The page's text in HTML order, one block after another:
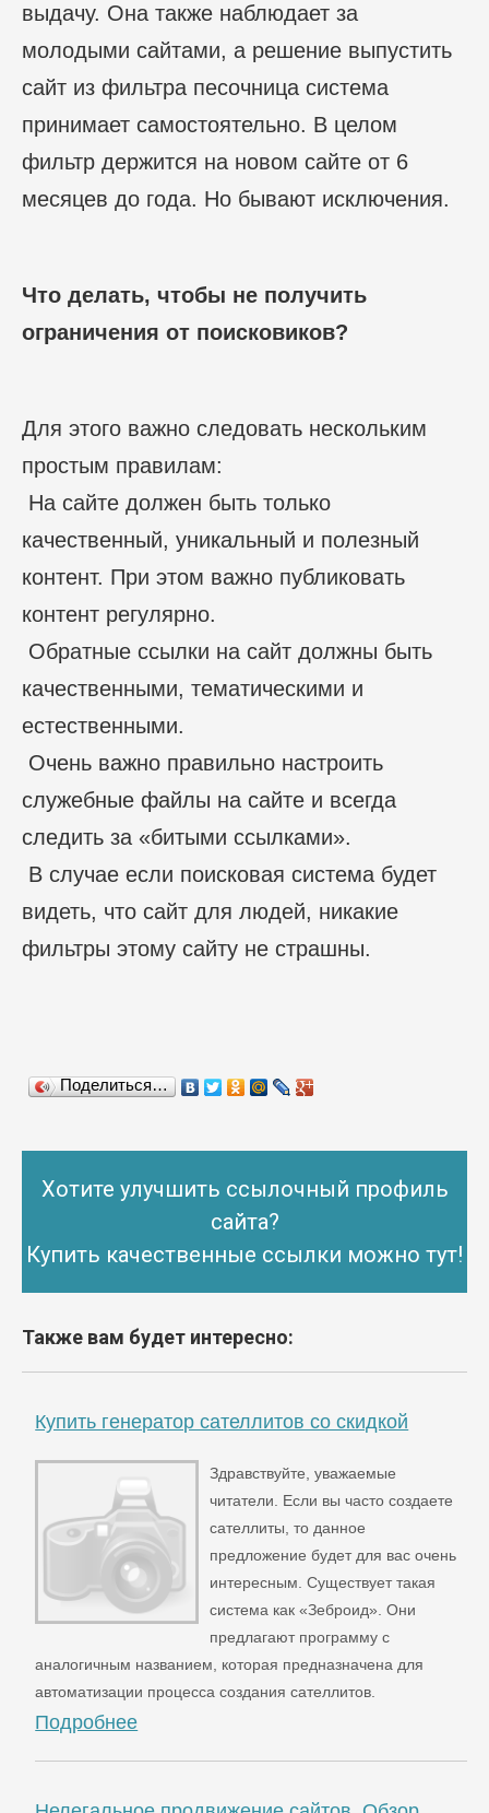
выдачу. Она также наблюдает за
молодыми сайтами, а решение выпустить
сайт из фильтра песочница система
принимает самостоятельно. В целом
фильтр держится на новом сайте от 6
месяцев до года. Но бывают исключения.
Что делать, чтобы не получить
ограничения от поисковиков?
Для этого важно следовать нескольким
простым правилам:
На сайте должен быть только
качественный, уникальный и полезный
контент. При этом важно публиковать
контент регулярно.
Обратные ссылки на сайт должны быть
качественными, тематическими и
естественными.
Очень важно правильно настроить
служебные файлы на сайте и всегда
следить за «битыми ссылками».
В случае если поисковая система будет
видеть, что сайт для людей, никакие
фильтры этому сайту не страшны.
Поделиться…
Хотите улучшить ссылочный профиль
сайта?
Купить качественные ссылки можно тут!
Также вам будет интересно:
Купить генератор сателлитов со скидкой
Здравствуйте, уважаемые
читатели. Если вы часто создаете
сателлиты, то данное
предложение будет для вас очень
интересным. Существует такая
система как «Зеброид». Они
предлагают программу с
аналогичным названием, которая предназначена для
автоматизации процесса создания сателлитов.
Подробнее